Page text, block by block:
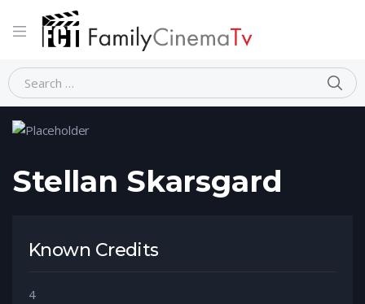
Home Person Stellan Skarsgard
Stellan Skarsgard
Known Credits
4